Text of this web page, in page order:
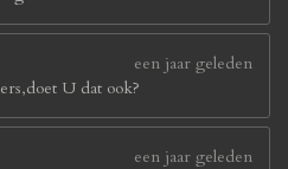
een jaar geleden
U dat ook?
een jaar geleden